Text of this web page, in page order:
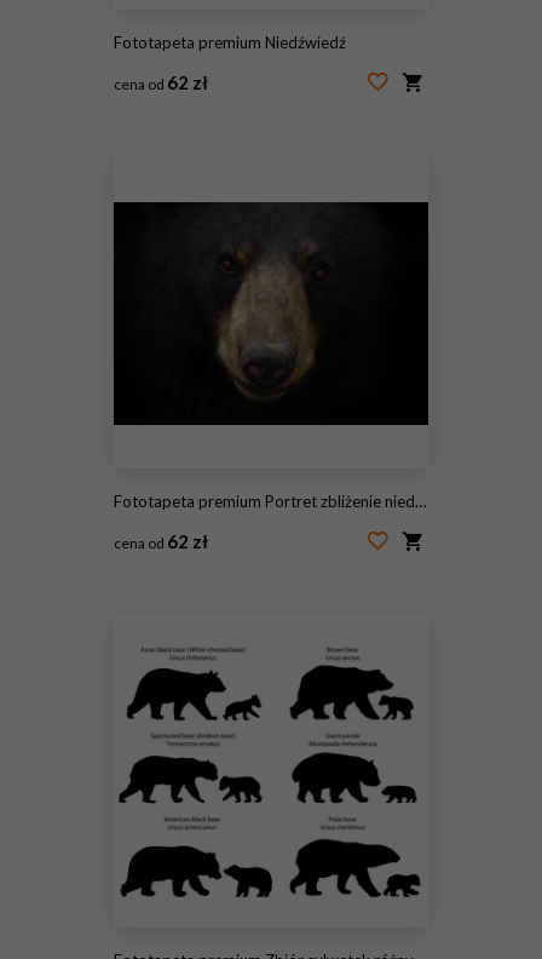
Fototapeta premium Niedźwiedź
cena od 62 zł
Fototapeta premium Portret zbliżenie niedźwiedź czarny (Ursus americanus) na łące jesienią w Kanadzie
cena od 62 zł